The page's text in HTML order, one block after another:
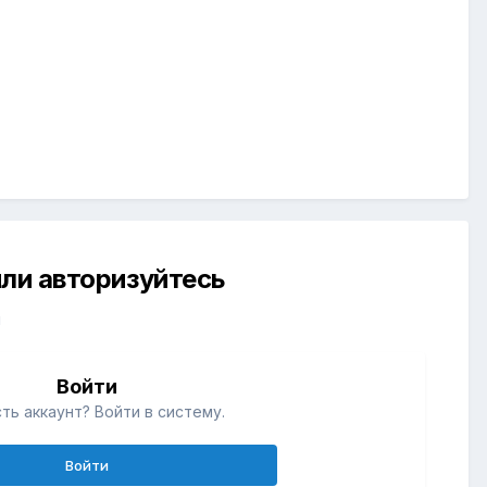
авторизуйтесь
Войти
аккаунт? Войти в систему.
Войти